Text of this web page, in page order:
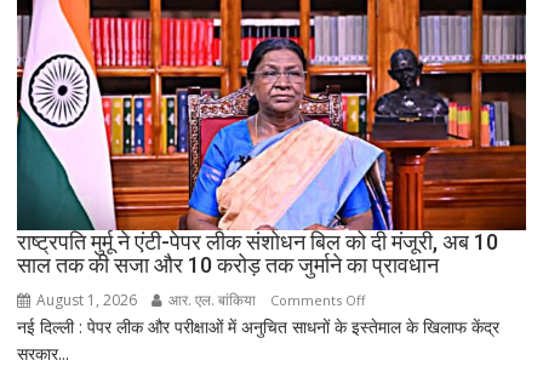
सेवा
जरूरी!
फिर
ही
कर
सकेंगे
PG,
उत्तराखंड
स्वास्थ्य
विभाग
ने
तैयार
की
राष्ट्रपति मुर्मू ने एंटी-पेपर लीक संशोधन बिल को दी मंजूरी, अब 10
साल तक की सजा और 10 करोड़ तक जुर्माने का प्रावधान
August 1, 2026 आर. एल. बांकिया Comments Offon
राष्ट्रपति
नई दिल्ली : पेपर लीक और परीक्षाओं में अनुचित साधनों के इस्तेमाल के खिलाफ केंद्र
सरकार...